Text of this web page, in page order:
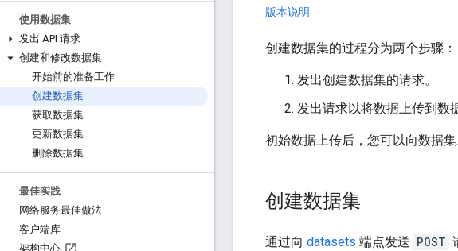
使用数据集
发出 API 请求
创建和修改数据集
开始前的准备工作
创建数据集
获取数据集
更新数据集
删除数据集
最佳实践
网络服务最佳做法
客户端库
架构中心
版本说明
创建数据集的过程分为两个步骤：
发出创建数据集的请求。
发出请求以将数据上传到数
初始数据上传后，您可以向数据
创建数据集
通过向 datasets 端点发送 POST